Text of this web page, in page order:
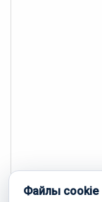
Файлы cookie